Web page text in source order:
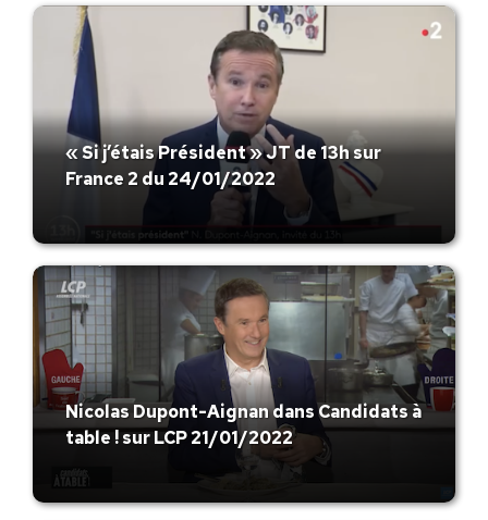
« Si j’étais Président » JT de 13h sur
France 2 du 24/01/2022
Nicolas Dupont-Aignan dans Candidats à
table ! sur LCP 21/01/2022